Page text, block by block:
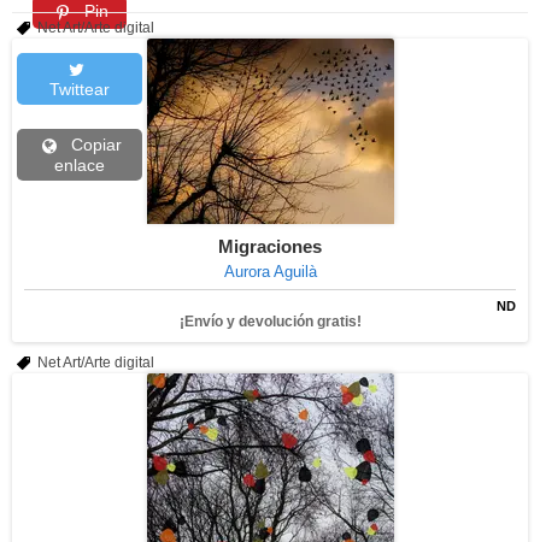
Pin
Twittear
Copiar
enlace
Net Art/Arte digital
Migraciones
Aurora Aguilà
ND
¡Envío y devolución gratis!
Net Art/Arte digital